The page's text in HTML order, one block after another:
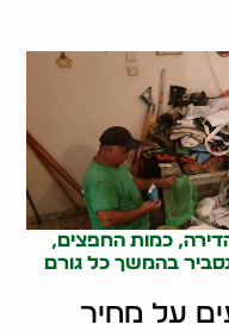
כמות החפצים,
נסביר בהמשך כל גורם
על מחיר